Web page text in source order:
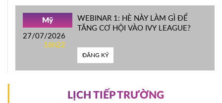
Mỹ
27/07/2026
16h22
WEBINAR 1: HÈ NÀY LÀM GÌ ĐỂ
TĂNG CƠ HỘI VÀO IVY LEAGUE?
ĐĂNG KÝ
LỊCH TIẾP TRƯỜNG